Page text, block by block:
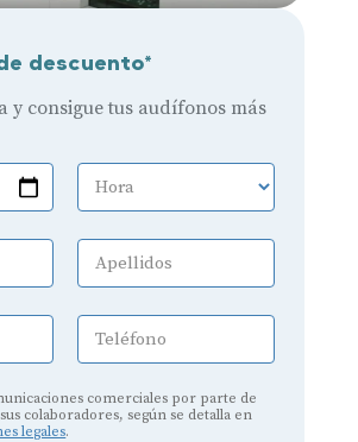
descuento*
y consigue tus audífonos más
Hora
Apellidos
Teléfono
comerciales por parte de
colaboradores, según se detalla en
legales.